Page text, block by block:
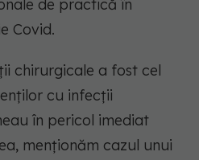
de practică în
Covid.
chirurgicale a fost cel
cu infecții
în pericol imediat
menționăm cazul unui